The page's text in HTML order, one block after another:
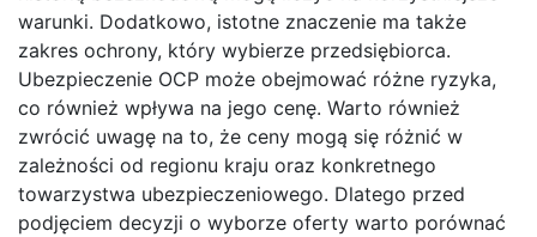
warunki. Dodatkowo, istotne znaczenie ma także
zakres ochrony, który wybierze przedsiębiorca.
Ubezpieczenie OCP może obejmować różne ryzyka,
co również wpływa na jego cenę. Warto również
zwrócić uwagę na to, że ceny mogą się różnić w
zależności od regionu kraju oraz konkretnego
towarzystwa ubezpieczeniowego. Dlatego przed
podjęciem decyzji o wyborze oferty warto porównać